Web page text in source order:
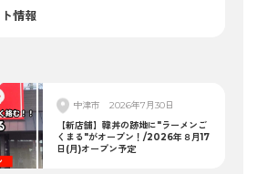
情報
中津市
2026年7月30日
【新店舗】韓丼の跡地に"ラーメンご
くまる"がオープン！/2026年８月17
日(月)オープン予定